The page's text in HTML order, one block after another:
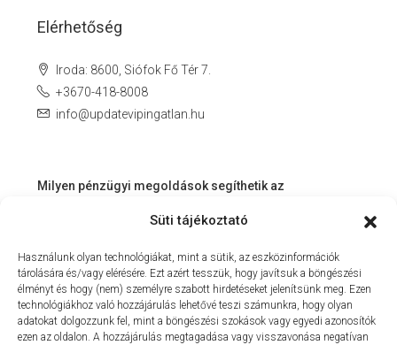
Süti tájékoztató
Használunk olyan technológiákat, mint a sütik, az eszközinformációk
tárolására és/vagy elérésére. Ezt azért tesszük, hogy javítsuk a böngészési
élményt és hogy (nem) személyre szabott hirdetéseket jelenítsünk meg. Ezen
technológiákhoz való hozzájárulás lehetővé teszi számunkra, hogy olyan
adatokat dolgozzunk fel, mint a böngészési szokások vagy egyedi azonosítók
ezen az oldalon. A hozzájárulás megtagadása vagy visszavonása negatívan
Elérhetőség
Iroda: 8600, Siófok Fő Tér 7.
+3670-418-8008
info@updatevipingatlan.hu
Milyen pénzügyi megoldások segíthetik az
szolgáltatás a Balaton környékén
MIT KÍNÁLHAT SZÁMUNKRA EGY INGATLANIRODA VEVŐI
ÉS ELADÓI NÉZŐPONTBÓL?
MILYEN KÖLTSÉGEKKEL KELL SZÁMOLNUNK